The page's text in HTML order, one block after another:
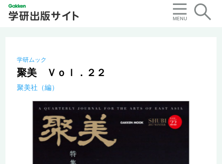
学研ムック
聚美 Ｖｏｌ．２２
聚美社（編）